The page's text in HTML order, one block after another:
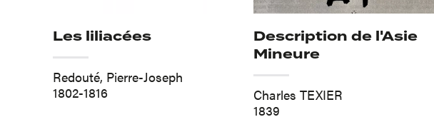
Les liliacées
Redouté, Pierre-Joseph
1802-1816
Description de l'Asie
Mineure
Charles TEXIER
1839